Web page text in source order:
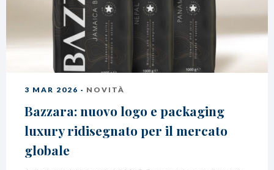
3 MAR 2026 · NOVITÀ
Bazzara: nuovo logo e packaging
luxury ridisegnato per il mercato
globale